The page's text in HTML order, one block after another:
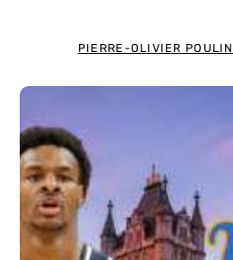
PIERRE-OLIVIER POULIN